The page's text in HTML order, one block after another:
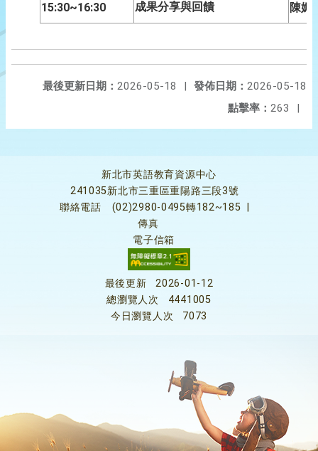
陳姵
15:30~16:30 成果分享與回饋
發佈日期： 2026-05-18
最後更新日期： 2026-05-18
|
點擊率： 263 |
新北市英語教育資源中心
241035新北市三重區重陽路三段3號
聯絡電話
(02)2980-0495轉182~185
傳真
電子信箱
最後更新
2026-01-12
總瀏覽人次
4441005
今日瀏覽人次
7073